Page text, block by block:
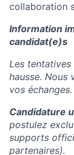
collaboration
Information
candidat(e)s
Les tentatives
hausse. Nous
vos échanges.
Candidature
postulez
supports
partenaires).